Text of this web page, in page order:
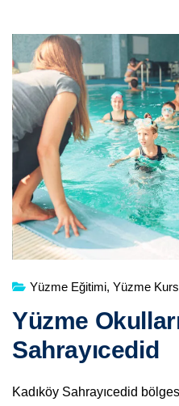
Yüzme Eğitimi, Yüzme
Yüzme
Sahrayıcedid
Kadıköy Sahrayıcedid